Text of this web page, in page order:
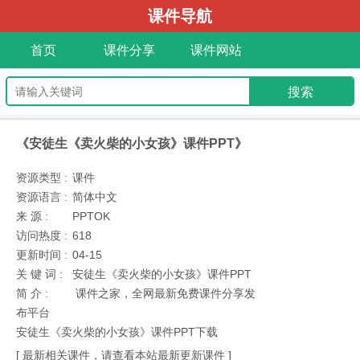
课件导航
首页 课件分享 课件网站
《安徒生《卖火柴的小女孩》课件PPT》
资源类型 : 课件
资源语言 : 简体中文
来 源 :
PPTOK
访问热度 : 618
更新时间 : 04-15
关 键 词 :
安徒生《卖火柴的小女孩》课件PPT
简 介 :
课件之家，全网最新免费课件分享发
布平台
安徒生《卖火柴的小女孩》课件PPT下载
[ 最新相关课件，请查看本站最新更新课件 ]